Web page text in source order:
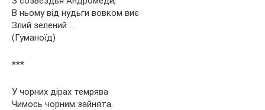
В ньому від нудьги вовком виє
Злий зелений …
(Гуманоїд)
***
У чорних дірах темрява
Чимось чорним зайнята.